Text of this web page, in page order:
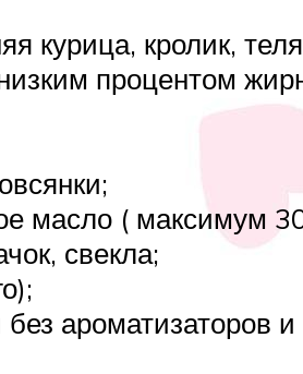
курица, кролик,
процентом
масло ( максимум
свекла;
ароматизаторов и